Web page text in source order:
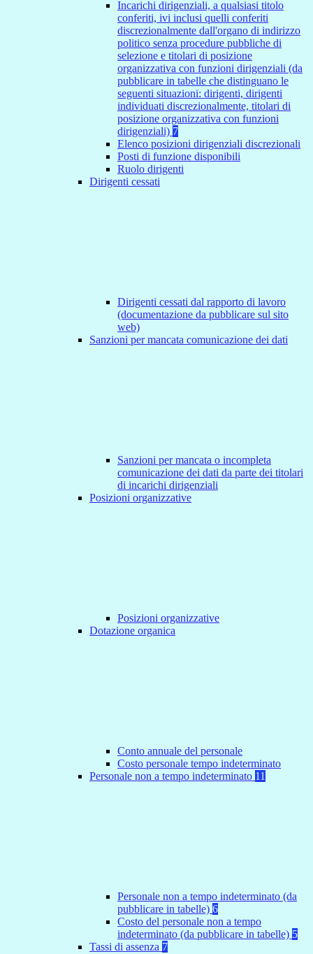
Incarichi dirigenziali, a qualsiasi titolo
conferiti, ivi inclusi quelli conferiti
discrezionalmente dall'organo di indirizzo
politico senza procedure pubbliche di
selezione e titolari di posizione
organizzativa con funzioni dirigenziali (da
pubblicare in tabelle che distinguano le
seguenti situazioni: dirigenti, dirigenti
individuati discrezionalmente, titolari di
posizione organizzativa con funzioni
dirigenziali) 7
Elenco posizioni dirigenziali discrezionali
Posti di funzione disponibili
Ruolo dirigenti
Dirigenti cessati
Dirigenti cessati dal rapporto di lavoro
(documentazione da pubblicare sul sito
web)
Sanzioni per mancata comunicazione dei dati
Sanzioni per mancata o incompleta
comunicazione dei dati da parte dei titolari
di incarichi dirigenziali
Posizioni organizzative
Posizioni organizzative
Dotazione organica
Conto annuale del personale
Costo personale tempo indeterminato
Personale non a tempo indeterminato 11
Personale non a tempo indeterminato (da
pubblicare in tabelle) 6
Costo del personale non a tempo
indeterminato (da pubblicare in tabelle) 5
Tassi di assenza 7